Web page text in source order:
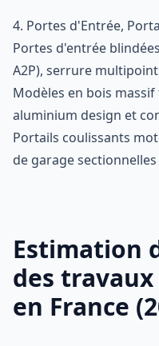
4. Portes d'Entrée,
Portes d'entrée
A2P), serrure
Modèles en bois
aluminium design et
Portails coulissants
de garage sectionnelles
Estimation
des
en France